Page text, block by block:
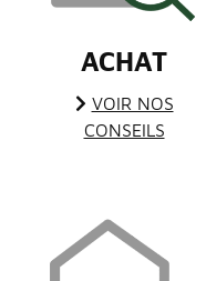
ACHAT
VOIR NOS
CONSEILS